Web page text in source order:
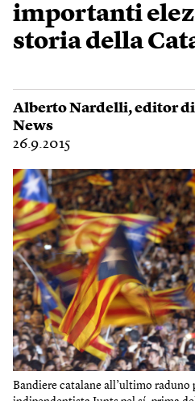
importanti
storia della
Alberto Nardelli, editor
News
26.9.2015
Bandiere catalane all’ultimo